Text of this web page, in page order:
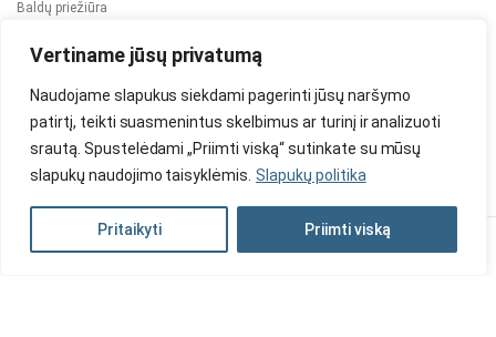
Vertiname jūsų privatumą
Naudojame slapukus siekdami pagerinti jūsų naršymo
patirtį, teikti suasmenintus skelbimus ar turinį ir analizuoti
srautą. Spustelėdami „Priimti viską“ sutinkate su mūsų
slapukų naudojimo taisyklėmis. Slapukų politika
Pritaikyti Priimti viską
Baldų priežiūra
2024 © Visos teisės saugomos. Be TauBaldai.lt sutikimo draudžiama
Asmens duomenų tvarkymas Privatumo politika